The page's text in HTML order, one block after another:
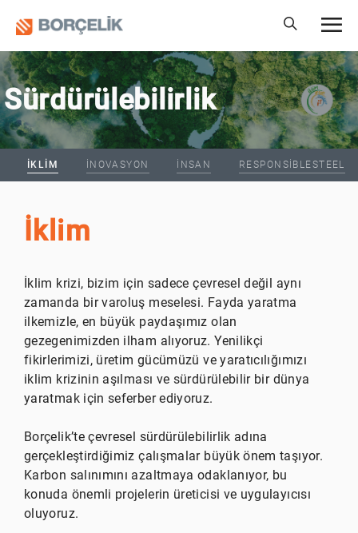
Sürdürülebilirlik
İKLIM İNOVASYON İNSAN RESPONSIBLESTEEL
İklim
İklim krizi, bizim için sadece çevresel değil aynı
zamanda bir varoluş meselesi. Fayda yaratma
ilkemizle, en büyük paydaşımız olan
gezegenimizden ilham alıyoruz. Yenilikçi
fikirlerimizi, üretim gücümüzü ve yaratıcılığımızı
iklim krizinin aşılması ve sürdürülebilir bir dünya
yaratmak için seferber ediyoruz.
Borçelik’te çevresel sürdürülebilirlik adına
gerçekleştirdiğimiz çalışmalar büyük önem taşıyor.
Karbon salınımını azaltmaya odaklanıyor, bu
konuda önemli projelerin üreticisi ve uygulayıcısı
oluyoruz.